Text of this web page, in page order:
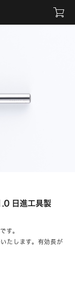
日進工具製
す。
たします。有効長が